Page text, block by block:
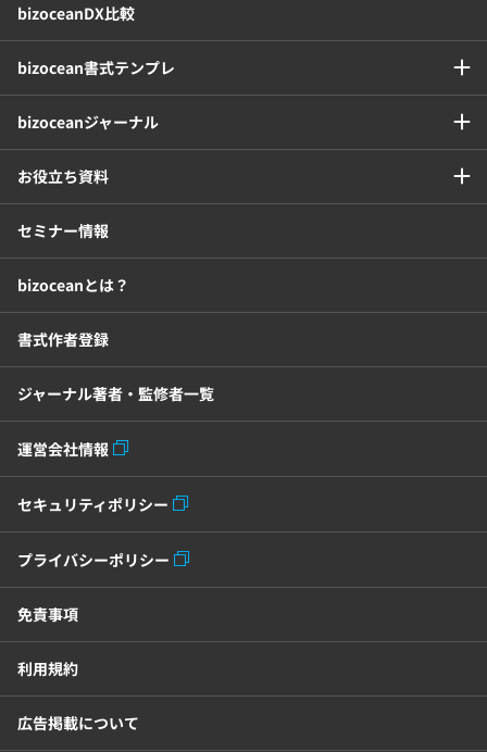
bizoceanDX比較
bizocean書式テンプレ
bizoceanジャーナル
お役立ち資料
セミナー情報
bizoceanとは？
書式作者登録
ジャーナル著者・監修者一覧
運営会社情報
セキュリティポリシー
プライバシーポリシー
免責事項
利用規約
広告掲載について